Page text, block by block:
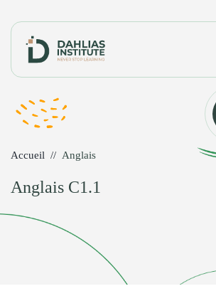
Accueil Anglais
Anglais C1.1